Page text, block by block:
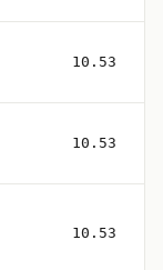
10.53
10.53
10.53